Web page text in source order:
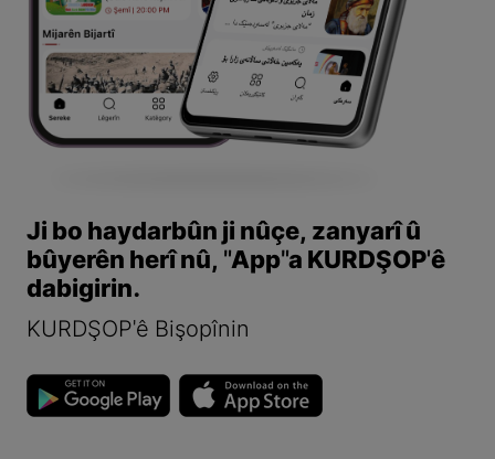
Ji bo haydarbûn ji nûçe, zanyarî û
bûyerên herî nû, "App"a KURDŞOP'ê
dabigirin.
KURDŞOP'ê Bişopînin